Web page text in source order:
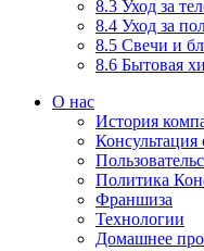
8.3 Уход за
8.4 Уход за
8.5 Свечи и
8.6 Бытовая
О нас
История
Консультация
Политика
Франшиза
Технологии
Домашнее